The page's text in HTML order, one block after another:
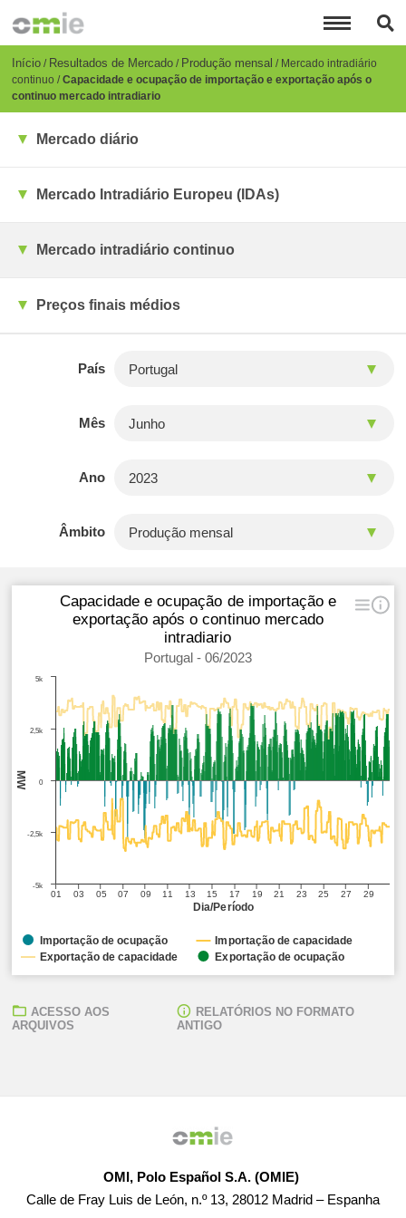
para
conteúdo
principal
Breadcrumb
Início Resultados de Mercado Produção mensal
Mercado intradiário
continuo Capacidade e ocupação de importação e exportação após o
continuo mercado intradiario
Mercado diário
Mercado Intradiário Europeu (IDAs)
Mercado intradiário continuo
Preços finais médios
País
Mês
Ano
Âmbito
Dia/Período
MW
Capacidade e ocupação de importação e
exportação após o continuo mercado
intradiario
Portugal - 06/2023
01 03 05 07 09 11 13 15 17 19 21 23 25 27 29
0
-5k
-2,5k
2,5k
5k
Importação de ocupação Importação de capacidade
Exportação de capacidade Exportação de ocupação
ACESSO AOS
ARQUIVOS
RELATÓRIOS NO FORMATO
ANTIGO
OMI, Polo Español S.A. (OMIE)
Calle de Fray Luis de León, n.º 13, 28012 Madrid – Espanha